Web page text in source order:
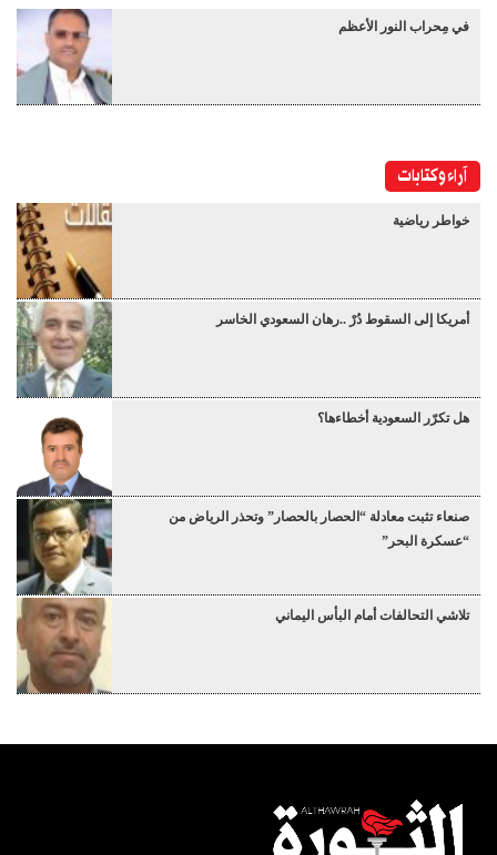
في مِحراب النور الأعظم
آراء وكتابات
خواطر رياضية
أمريكا إلى السقوط دُرْ ..رهان السعودي الخاسر
هل تكرّر السعودية أخطاءها؟
صنعاء تثبت معادلة “الحصار بالحصار” وتحذر الرياض من
“عسكرة البحر”
تلاشي التحالفات أمام البأس اليماني